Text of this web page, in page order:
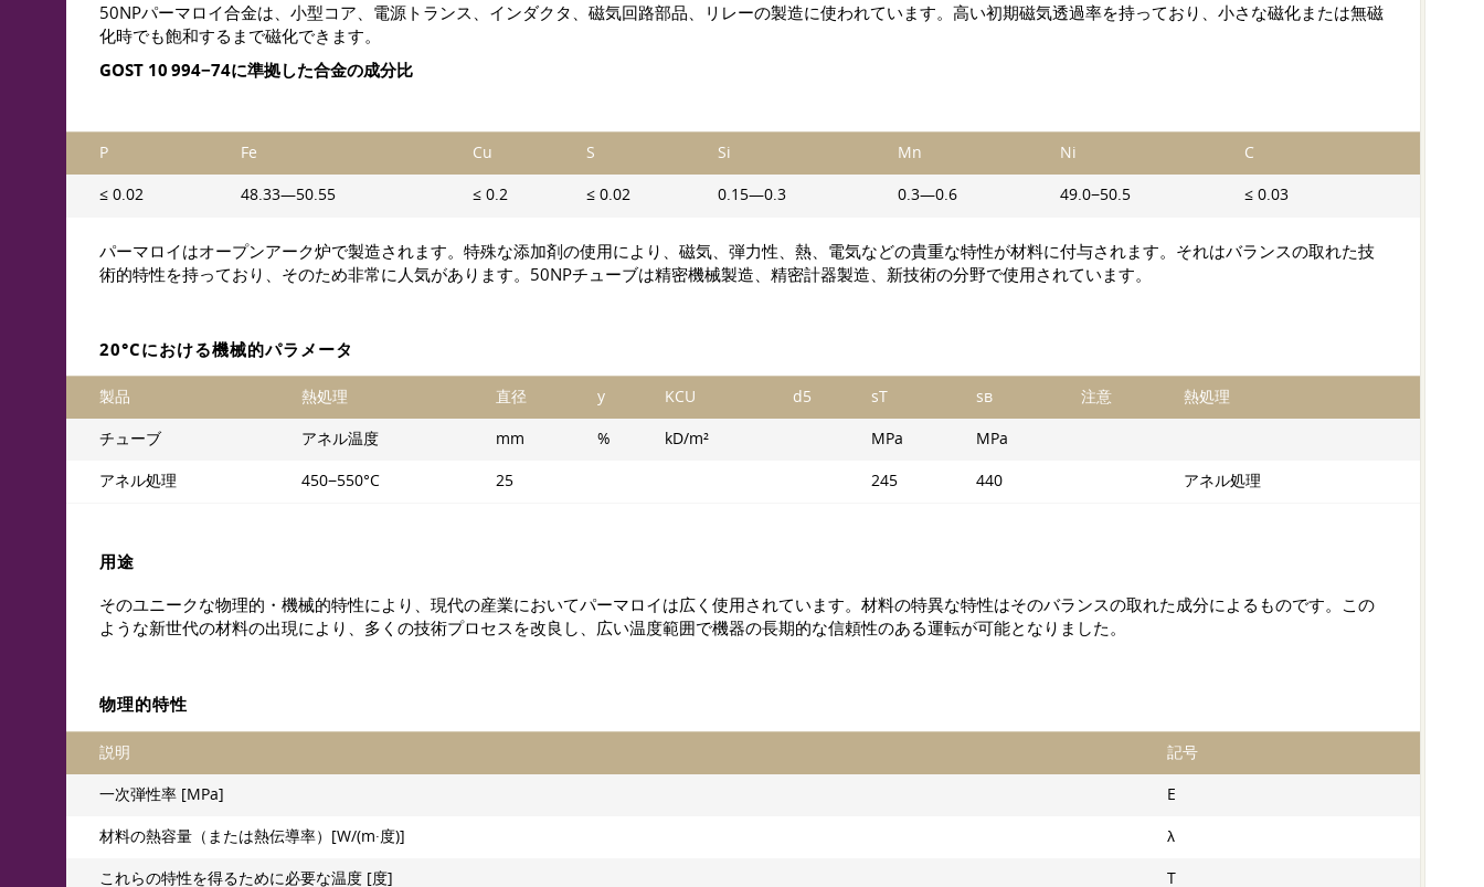
50NPパーマロイ合金は、小型コア、電源トランス、インダクタ、磁気回路部品、リレーの製造に使われています。高い初期磁気透過率を持っており、小さな磁化または無磁
化時でも飽和するまで磁化できます。
GOST 10994−74に準拠した合金の成分比
P Fe Cu S Si Mn Ni C
≤ 0.02 48.33—50.55 ≤ 0.2 ≤ 0.02 0.15—0.3 0.3—0.6 49.0−50.5 ≤ 0.03
パーマロイはオープンアーク炉で製造されます。特殊な添加剤の使用により、磁気、弾力性、熱、電気などの貴重な特性が材料に付与されます。それはバランスの取れた技
術的特性を持っており、そのため非常に人気があります。50NPチューブは精密機械製造、精密計器製造、新技術の分野で使用されています。
20°Cにおける機械的パラメータ
製品 熱処理 直径 y KCU d5 sT sв 注意 熱処理
チューブ アネル温度 mm % kD/m² MPa MPa
アネル処理 450−550°C 25 245 440 アネル処理
用途
そのユニークな物理的・機械的特性により、現代の産業においてパーマロイは広く使用されています。材料の特異な特性はそのバランスの取れた成分によるものです。この
ような新世代の材料の出現により、多くの技術プロセスを改良し、広い温度範囲で機器の長期的な信頼性のある運転が可能となりました。
物理的特性
説明 記号
一次弾性率 [MPa] E
材料の熱容量（または熱伝導率）[W/(m·度)] λ
これらの特性を得るために必要な温度 [度] T